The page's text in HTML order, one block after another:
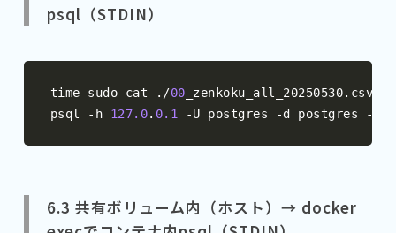
psql（STDIN）
time sudo cat ./00 _zenkoku_all_20250530. csv
psql
- h 127.0. 0.1 -U postgres -d postgres -
6.3 共有ボリューム内（ホスト）→ docker